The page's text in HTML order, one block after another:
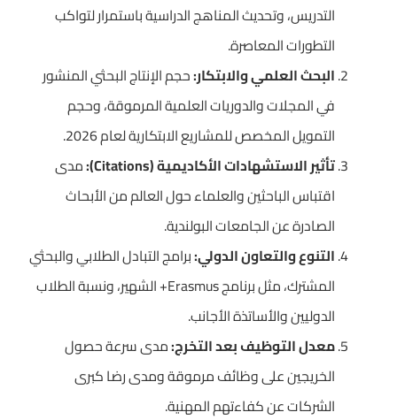
التدريس، وتحديث المناهج الدراسية باستمرار لتواكب
التطورات المعاصرة.
البحث العلمي والابتكار:حجم الإنتاج البحثي المنشور
في المجلات والدوريات العلمية المرموقة، وحجم
التمويل المخصص للمشاريع الابتكارية لعام 2026.
تأثير الاستشهادات الأكاديمية (Citations):
مدى
اقتباس الباحثين والعلماء حول العالم من الأبحاث
الصادرة عن الجامعات البولندية.
التنوع والتعاون الدولي:برامج التبادل الطلابي والبحثي
المشترك، مثل برنامج Erasmus+ الشهير، ونسبة الطلاب
الدوليين والأساتذة الأجانب.
معدل التوظيف بعد التخرج:مدى سرعة حصول
الخريجين على وظائف مرموقة ومدى رضا كبرى
الشركات عن كفاءتهم المهنية.